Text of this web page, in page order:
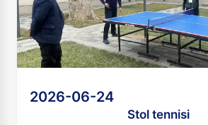
2026-06-24
Stol tennisi